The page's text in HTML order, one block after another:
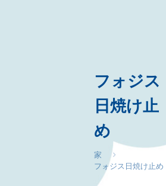
フォジス
日焼け止
め
家
フォジス日焼け止め